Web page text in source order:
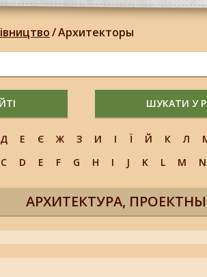
/Архитекторы
ШУКАТИ У
Д Е Є Ж З И І Ї Й К Л
C D E F G H I J K L M N
АРХИТЕКТУРА,